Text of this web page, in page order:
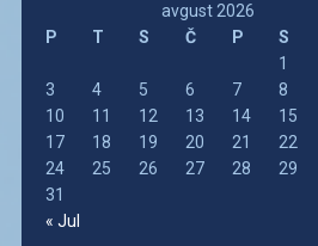
avgust 2026
P
T S Č P S
1
3
4 5 6 7 8
10
11 12 13 14 15
17
18 19 20 21 22
24
25 26 27 28 29
31
« Jul